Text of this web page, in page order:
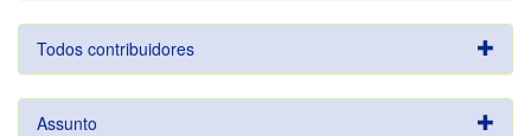
Todos contribuidores
Assunto